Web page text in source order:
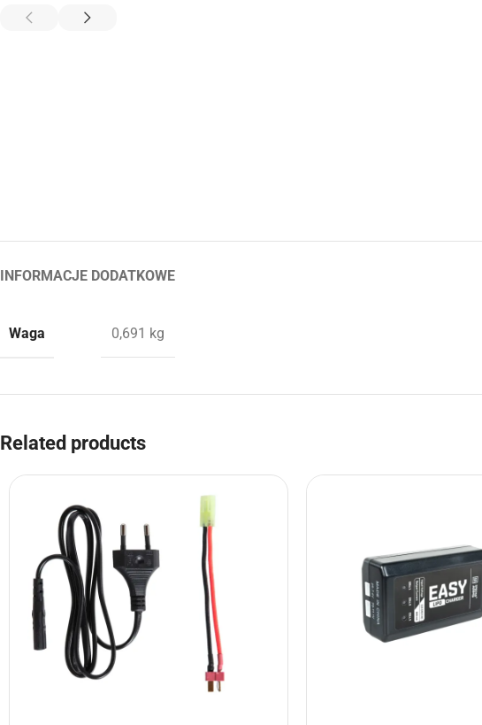
INFORMACJE DODATKOWE
Waga 0,691 kg
Related products